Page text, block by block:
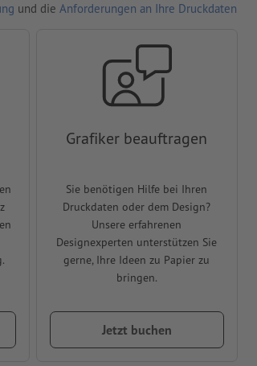
und die Anforderungen an Ihre Druckdaten
Grafiker beauftragen
Sie benötigen Hilfe bei Ihren
Druckdaten oder dem Design?
Unsere erfahrenen
Designexperten unterstützen Sie
gerne, Ihre Ideen zu Papier zu
bringen.
Jetzt buchen